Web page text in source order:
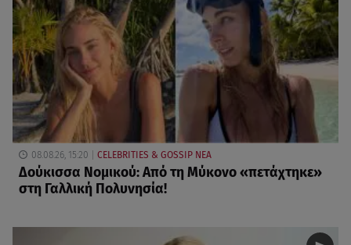
08.08.26, 15:20 CELEBRITIES & GOSSIP ΝΕΑ
Δούκισσα Νομικού: Από τη Μύκονο «πετάχτηκε»
στη Γαλλική Πολυνησία!